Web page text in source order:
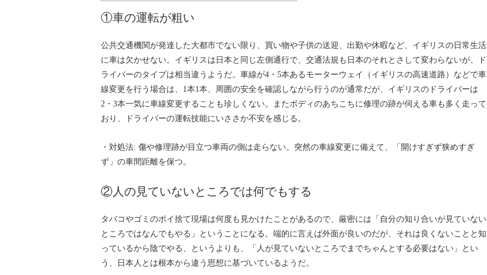
①車の運転が粗い
公共交通機関が発達した大都市でない限り、買い物や子供の送迎、出勤や休暇など、イギリスの日常生活
に車は欠かせない。イギリスは日本と同じ左側通行で、交通法規も日本のそれとさして変わらないが、ド
ライバーのタイプは相当違うようだ。車線が4・5本あるモーターウェイ（イギリスの高速道路）などで車
線変更を行う場合は、1本1本、周囲の安全を確認しながら行うのが通常だが、イギリスのドライバーは
2・3本一気に車線変更することも珍しくない。またボディのあちこちに修理の跡が伺える車も多く走って
おり、ドライバーの運転技能にいささか不安を感じる。
・対処法: 傷や修理跡が目立つ車両の側は走らない。突然の車線変更に備えて、「開けすぎず狭めすぎ
ず」の車間距離を保つ。
②人の見ていないところでは何でもする
タバコやゴミのポイ捨て現場は何度も見かけたことがあるので、厳密には「自分の知り合いが見ていない
ところではなんでもやる」ということになる。端的に言えば外面が良いのだが、それは良くないことと知
っているから陰でやる、というよりも、「人が見ていないところでまでちゃんとする必要はない」とい
う、日本人とは根本から違う思想に基づいているようだ。